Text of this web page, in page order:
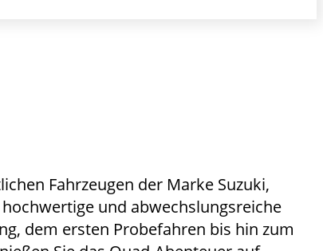
Fahrzeugen der Marke Suzuki,
und abwechslungsreiche
dem ersten Probefahren bis hin zum